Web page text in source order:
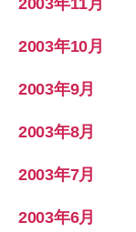
2003年11月
2003年10月
2003年9月
2003年8月
2003年7月
2003年6月